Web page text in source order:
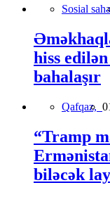
Sosial
hiss
bahalaşır
Qafqaz,
“Tramp
biləcək